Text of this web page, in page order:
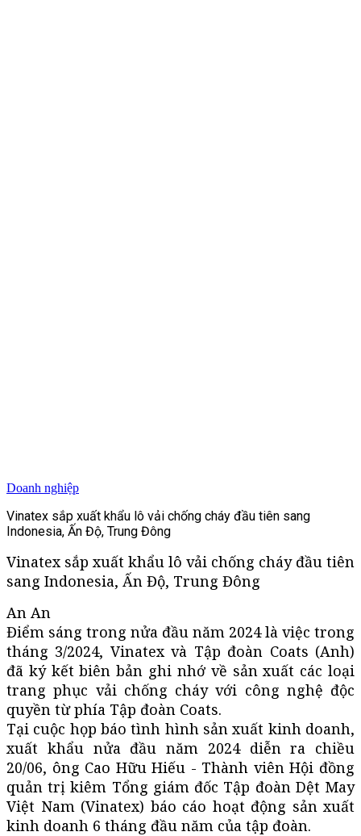
Doanh nghiệp
Vinatex sắp xuất khẩu lô vải chống cháy đầu tiên sang
Indonesia, Ấn Độ, Trung Đông
Vinatex sắp xuất khẩu lô vải chống cháy đầu tiên
sang Indonesia, Ấn Độ, Trung Đông
An An
Điểm sáng trong nửa đầu năm 2024 là việc trong
tháng 3/2024, Vinatex và Tập đoàn Coats (Anh)
đã ký kết biên bản ghi nhớ về sản xuất các loại
trang phục vải chống cháy với công nghệ độc
quyền từ phía Tập đoàn Coats.
Tại cuộc họp báo tình hình sản xuất kinh doanh,
xuất khẩu nửa đầu năm 2024 diễn ra chiều
20/06, ông Cao Hữu Hiếu - Thành viên Hội đồng
quản trị kiêm Tổng giám đốc Tập đoàn Dệt May
Việt Nam (Vinatex) báo cáo hoạt động sản xuất
kinh doanh 6 tháng đầu năm của tập đoàn.